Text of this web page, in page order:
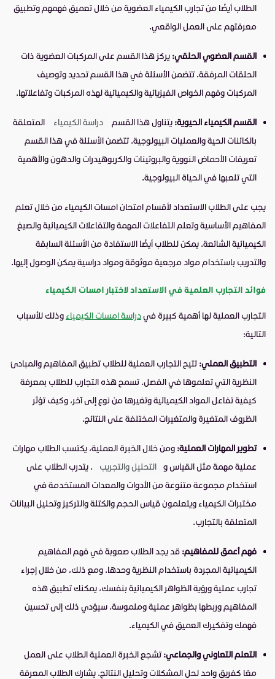
الطلاب أيضًا من تجارب الكيمياء العضوية من خلال تعميق فهمهم وتطبيق
معرفتهم على العمل الواقعي.
القسم العضوي الحلقي: يركز هذا القسم على المركبات العضوية ذات
الحلقات المرفقة. تتضمن الأسئلة في هذا القسم تحديد وتوصيف
المركبات وفهم الخواص الفيزيائية والكيميائية لهذه المركبات وتفاعلاتها.
القسم الكيمياء الحيوية: يتناول هذا القسم دراسة الكيمياء
المتعلقة
بالكائنات الحية والعمليات البيولوجية. تتضمن الأسئلة في هذا القسم
تعريفات الأحماض النووية والبروتينات والكربوهيدرات والدهون والأهمية
التي تلعبها في الحياة البيولوجية.
يجب على الطلاب الاستعداد لأقسام امتحان امسات الكيمياء من خلال تعلم
المفاهيم الأساسية وتعلم التفاعلات المهمة والتفاعلات الكيميائية والصيغ
الكيميائية الشائعة. يمكن للطلاب أيضًا الاستفادة من الأسئلة السابقة
والتدريب باستخدام مواد مرجعية موثوقة ومواد دراسية يمكن الوصول إليها.
فوائد التجارب العلمية في الاستعداد لاختبار امسات الكيمياء
التجارب العملية لها أهمية كبيرة فيدراسة امسات الكيمياء وذلك للأسباب
التالية:
التطبيق العملي: تتيح التجارب العملية للطلاب تطبيق المفاهيم والمبادئ
النظرية التي تعلموها في الفصل. تسمح هذه التجارب للطلاب بمعرفة
كيفية تفاعل المواد الكيميائية وتغيرها من نوع إلى آخر، وكيف تؤثر
الظروف المتغيرة والمتغيرات المختلفة على النتائج.
تطوير المهارات العملية: ومن خلال الخبرة العملية، يكتسب الطلاب مهارات
عملية مهمة مثل القياس و
التحليل والتجريب
. يتدرب الطلاب على
استخدام مجموعة متنوعة من الأدوات والمعدات المستخدمة في
مختبرات الكيمياء ويتعلمون قياس الحجم والكتلة والتركيز وتحليل البيانات
المتعلقة بالتجارب.
فهم أعمق للمفاهيم: قد يجد الطلاب صعوبة في فهم المفاهيم
الكيميائية المجردة باستخدام النظرية وحدها. ومع ذلك، من خلال إجراء
تجارب عملية ورؤية الظواهر الكيميائية بنفسك، يمكنك تطبيق هذه
المفاهيم وربطها بظواهر عملية وملموسة. سيؤدي ذلك إلى تحسين
فهمك وتفكيرك العميق في الكيمياء.
التعلم التعاوني والجماعي: تشجع الخبرة العملية الطلاب على العمل
معًا كفريق واحد لحل المشكلات وتحليل النتائج. يشارك الطلاب المعرفة